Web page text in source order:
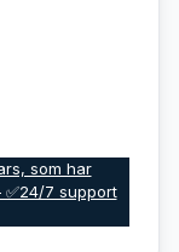
som har
7 support